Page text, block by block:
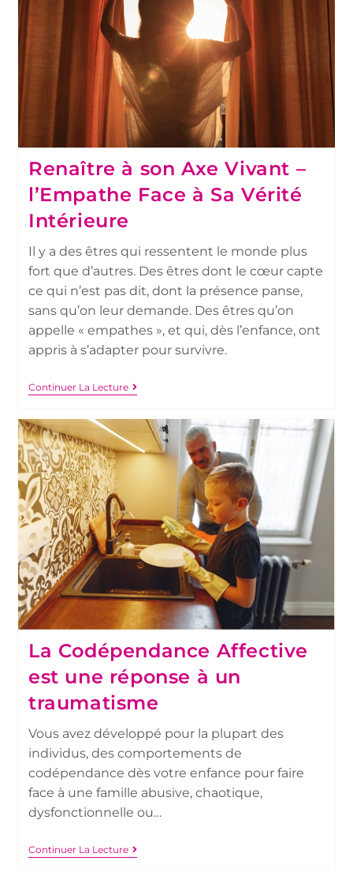
Renaître à son Axe Vivant –
l’Empathe Face à Sa Vérité
Intérieure
Il y a des êtres qui ressentent le monde plus
fort que d’autres. Des êtres dont le cœur capte
ce qui n’est pas dit, dont la présence panse,
sans qu’on leur demande. Des êtres qu’on
appelle « empathes », et qui, dès l’enfance, ont
appris à s’adapter pour survivre.
Continuer La Lecture
La Codépendance Affective
est une réponse à un
traumatisme
Vous avez développé pour la plupart des
individus, des comportements de
codépendance dès votre enfance pour faire
face à une famille abusive, chaotique,
dysfonctionnelle ou…
Continuer La Lecture